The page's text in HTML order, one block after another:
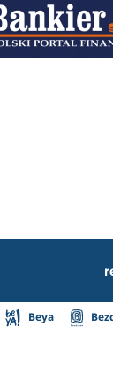
Beya